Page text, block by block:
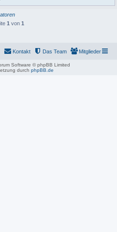
1 von 1
Mitglieder
Das Team
Kontakt
Software © phpBB Limited
durch phpBB.de